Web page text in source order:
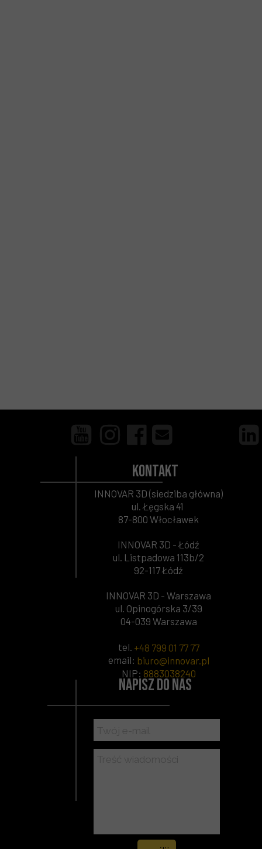
INNOVAR 3D (siedziba główna)
ul. Łęgska 41
87-800 Włocławek
INNOVAR 3D - Łódź
ul. Listpadowa 113b/2
92-117 Łódź
INNOVAR 3D - Warszawa
ul. Opinogórska 3/39
04-039 Warszawa
tel. +48 799 01 77 77
email: biuro@innovar.pl
NIP: 8883038240
Napisz do nas
Kontakt